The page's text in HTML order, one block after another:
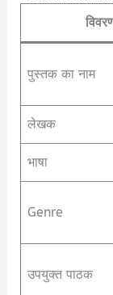
पुस्तक का नाम
लेखक
भाषा
Genre
उपयुक्त पाठक